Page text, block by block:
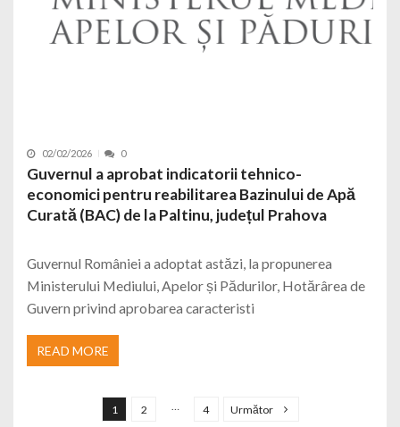
02/02/2026 0
Guvernul a aprobat indicatorii tehnico-
economici pentru reabilitarea Bazinului de Apă
Curată (BAC) de la Paltinu, județul Prahova
Guvernul României a adoptat astăzi, la propunerea
Ministerului Mediului, Apelor și Pădurilor, Hotărârea de
Guvern privind aprobarea caracteristi
READ MORE
1 2 4 Următor